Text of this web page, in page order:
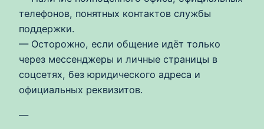
телефонов, понятных контактов службы
поддержки.
— Осторожно, если общение идёт только
через мессенджеры и личные страницы в
соцсетях, без юридического адреса и
официальных реквизитов.
—